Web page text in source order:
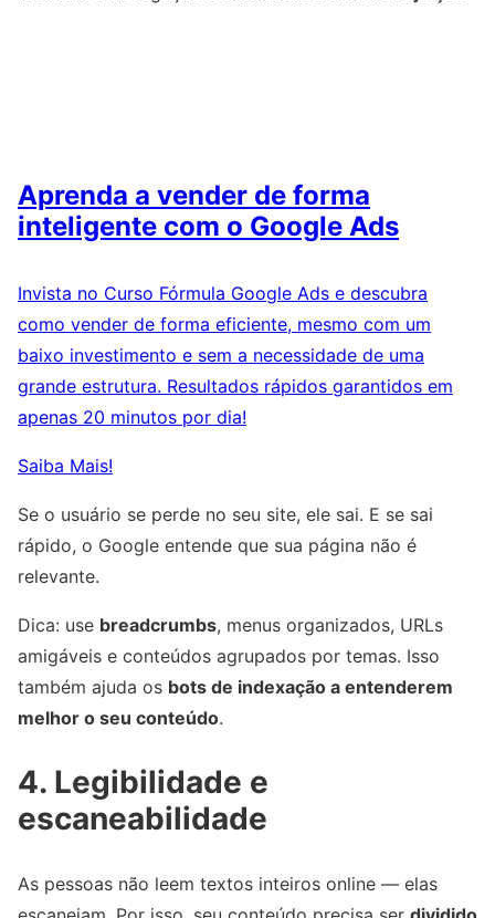
Aprenda a vender de forma
inteligente com o Google Ads
Invista no Curso Fórmula Google Ads e descubra
como vender de forma eficiente, mesmo com um
baixo investimento e sem a necessidade de uma
grande estrutura. Resultados rápidos garantidos em
apenas 20 minutos por dia!
Saiba Mais!
Se o usuário se perde no seu site, ele sai. E se sai
rápido, o Google entende que sua página não é
relevante.
Dica: use breadcrumbs, menus organizados, URLs
amigáveis e conteúdos agrupados por temas. Isso
também ajuda os bots de indexação a entenderem
melhor o seu conteúdo.
4. Legibilidade e
escaneabilidade
As pessoas não leem textos inteiros online — elas